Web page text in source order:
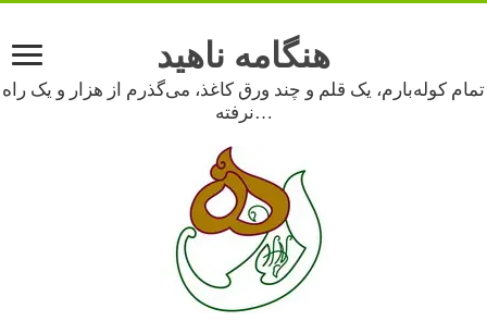
هنگامه ناهید
تمام کوله‌بارم، یک قلم و چند ورق کاغذ، می‌گذرم از هزار و یک راه
نرفته…